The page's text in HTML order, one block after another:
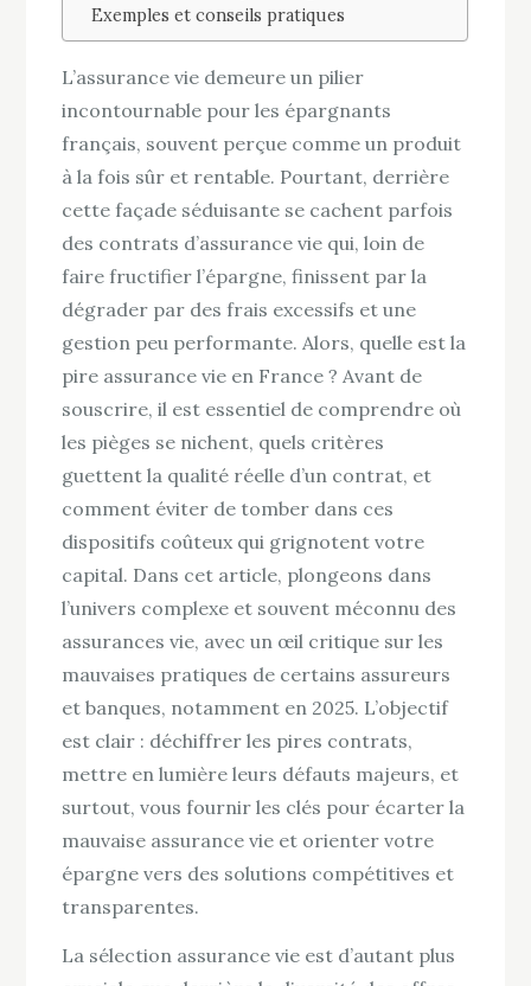
Exemples et conseils pratiques
L’assurance vie demeure un pilier
incontournable pour les épargnants
français, souvent perçue comme un produit
à la fois sûr et rentable. Pourtant, derrière
cette façade séduisante se cachent parfois
des contrats d’assurance vie qui, loin de
faire fructifier l’épargne, finissent par la
dégrader par des frais excessifs et une
gestion peu performante. Alors, quelle est la
pire assurance vie en France ? Avant de
souscrire, il est essentiel de comprendre où
les pièges se nichent, quels critères
guettent la qualité réelle d’un contrat, et
comment éviter de tomber dans ces
dispositifs coûteux qui grignotent votre
capital. Dans cet article, plongeons dans
l’univers complexe et souvent méconnu des
assurances vie, avec un œil critique sur les
mauvaises pratiques de certains assureurs
et banques, notamment en 2025. L’objectif
est clair : déchiffrer les pires contrats,
mettre en lumière leurs défauts majeurs, et
surtout, vous fournir les clés pour écarter la
mauvaise assurance vie et orienter votre
épargne vers des solutions compétitives et
transparentes.
La sélection assurance vie est d’autant plus